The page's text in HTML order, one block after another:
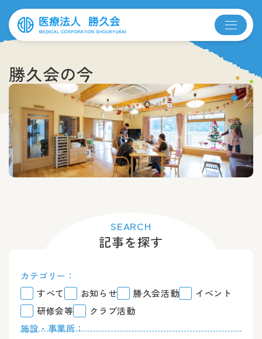
勝久会の今
SEARCH
記事を探す
カテゴリー：
すべて
お知らせ 勝久会活動
イベント
研修会等
クラブ活動
施設・事業所：